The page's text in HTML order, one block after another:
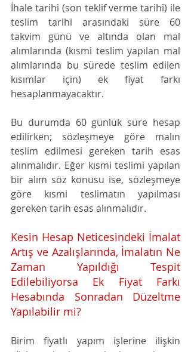
İhale tarihi (son teklif verme tarihi) ile
teslim tarihi arasındaki süre 60
takvim günü ve altında olan mal
alımlarında (kısmi teslim yapılan mal
alımlarında bu sürede teslim edilen
kısımlar için) ek fiyat farkı
hesaplanmayacaktır.
Bu durumda 60 günlük süre hesap
edilirken; sözleşmeye göre malın
teslim edilmesi gereken tarih esas
alınmalıdır. Eğer kısmi teslimi yapılan
bir alım söz konusu ise, sözleşmeye
göre kısmi teslimatın yapılması
gereken tarih esas alınmalıdır.
Kesin Hesap Neticesindeki İmalat
Artış ve Azalışlarında, İmalatın Ne
Zaman Yapıldığı Tespit
Edilebiliyorsa Ek Fiyat Farkı
Hesabında Sonradan Düzeltme
Yapılabilir mi?
Birim fiyatlı yapım işlerine ilişkin